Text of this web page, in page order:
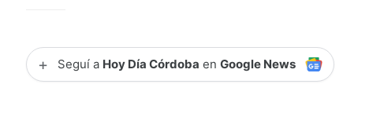
+ Seguí a Hoy Día Córdoba enGoogle News